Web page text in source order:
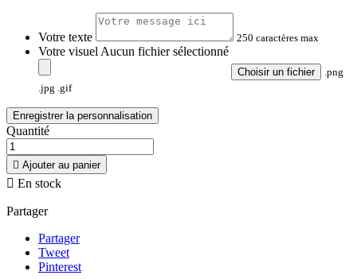
Votre texte 250 caractères max
Votre visuel Aucun fichier sélectionné
Choisir un fichier
.png
.jpg .gif
Enregistrer la personnalisation
Quantité
 Ajouter au panier
 En stock
Partager
Partager
Tweet
Pinterest